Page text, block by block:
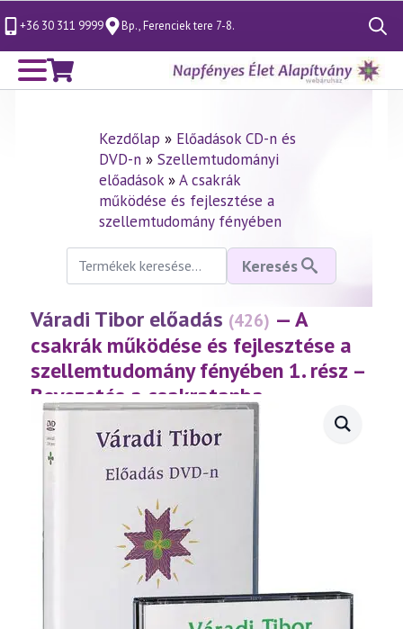
+36 30 311 9999 Bp., Ferenciek tere 7-8.
Search
for:
Kezdőlap » Előadások CD-n és
DVD-n» Szellemtudományi
előadások»A csakrák
működése és fejlesztése a
szellemtudomány fényében
Keresés
következőre:
Keresés
Váradi Tibor előadás (426) — A
csakrák működése és fejlesztése a
szellemtudomány fényében 1. rész –
Bevezetés a csakratanba
(2006.10.06.)